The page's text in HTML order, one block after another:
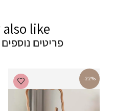
like
פריטים
-22%